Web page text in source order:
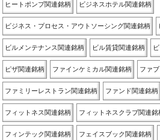
ヒートポンプ関連銘柄 ビジネスホテル関連銘柄
ビジネス・プロセス・アウトソーシング関連銘柄
ビルメンテナンス関連銘柄 ビル賃貸関連銘柄
ピザ関連銘柄 ファインケミカル関連銘柄 ファ
ファミリーレストラン関連銘柄 ファンド関連銘柄
フィットネス関連銘柄 フィットネスクラブ関連銘
フィンテック関連銘柄 フェイスブック関連銘柄